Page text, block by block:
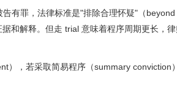
有罪，法律标准是"排除合理怀疑"（beyond
和解释。但走 trial 意味着程序周期更长，
），若采取简易程序（summary conviction